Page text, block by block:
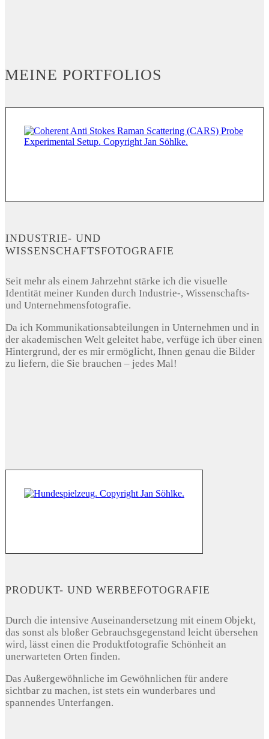
MEINE PORTFOLIOS
INDUSTRIE- UND
WISSENSCHAFTSFOTOGRAFIE
Seit mehr als einem Jahrzehnt stärke ich die visuelle
Identität meiner Kunden durch Industrie-, Wissenschafts-
und Unternehmensfotografie.
Da ich Kommunikationsabteilungen in Unternehmen und in
der akademischen Welt geleitet habe, verfüge ich über einen
Hintergrund, der es mir ermöglicht, Ihnen genau die Bilder
zu liefern, die Sie brauchen – jedes Mal!
PRODUKT- UND WERBEFOTOGRAFIE
Durch die intensive Auseinandersetzung mit einem Objekt,
das sonst als bloßer Gebrauchsgegenstand leicht übersehen
wird, lässt einen die Produktfotografie Schönheit an
unerwarteten Orten finden.
Das Außergewöhnliche im Gewöhnlichen für andere
sichtbar zu machen, ist stets ein wunderbares und
spannendes Unterfangen.